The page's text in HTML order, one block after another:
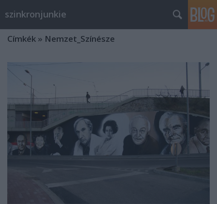
szinkronjunkie
Címkék » Nemzet_Színésze